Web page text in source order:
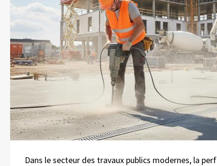
Dans le secteur des travaux publics modernes, la